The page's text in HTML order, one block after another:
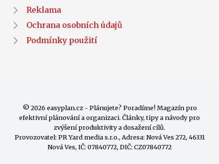
Reklama
Ochrana osobních údajů
Podmínky použití
© 2026 easyplan.cz - Plánujete? Poradíme! Magazín pro
efektivní plánování a organizaci. Články, tipy a návody pro
zvýšení produktivity a dosažení cílů.
Provozovatel: PR Yard media s.r.o., Adresa: Nová Ves 272, 46331
Nová Ves, IČ: 07840772, DIČ: CZ07840772